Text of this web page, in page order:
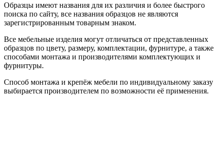
Образцы имеют названия для их различия и более быстрого
поиска по сайту, все названия образцов не являются
зарегистрированным товарным знаком.
Все мебельные изделия могут отличаться от представленных
образцов по цвету, размеру, комплектации, фурнитуре, а также
способами монтажа и производителями комплектующих и
фурнитуры.
Способ монтажа и крепёж мебели по индивидуальному заказу
выбирается производителем по возможности её применения.